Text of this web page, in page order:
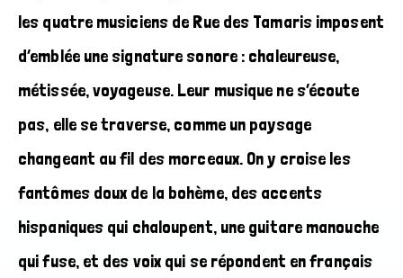
les quatre musiciens de Rue des Tamaris imposent
d’emblée une signature sonore : chaleureuse,
métissée, voyageuse. Leur musique ne s’écoute
pas, elle se traverse, comme un paysage
changeant au fil des morceaux. On y croise les
fantômes doux de la bohème, des accents
hispaniques qui chaloupent, une guitare manouche
qui fuse, et des voix qui se répondent en français